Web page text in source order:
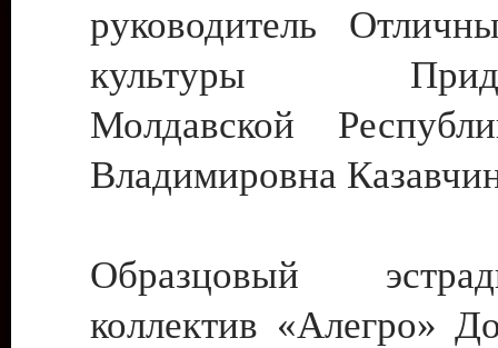
руководитель
культуры
Молдавской
Владимировна
Образцовый
коллектив «Алегро»